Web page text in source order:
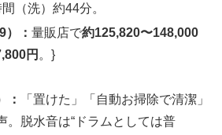
（洗）約44分。
）：量販店で約125,820〜148,000
円 。}
：
「置けた」「自動お掃除で清潔」
。脱水音は“ドラムとしては普